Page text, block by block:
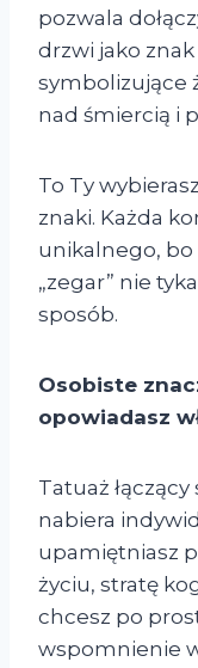
pozwala
drzwi jako
symbolizujące
nad śmiercią i
To Ty
znaki. Każda
unikalnego, bo
„zegar” nie
sposób.
Osobiste
opowiadasz
Tatuaż
nabiera
upamiętniasz
życiu, stratę
chcesz po
wspomnienie